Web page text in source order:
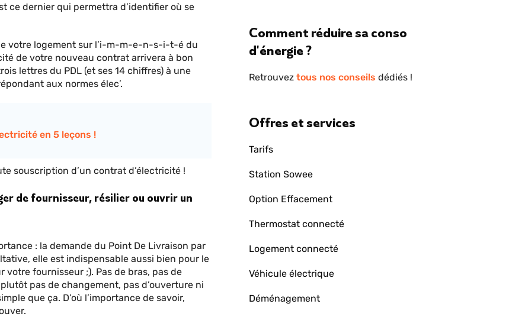
ce dernier qui permettra d’identifier où se
votre logement sur l’i-m-m-e-n-s-i-t-é du
de votre nouveau contrat arrivera à bon
lettres du PDL (et ses 14 chiffres) à une
aux normes élec’.
en 5 leçons !
souscription d’un contrat d’électricité !
de fournisseur, résilier ou ouvrir un
: la demande du Point De Livraison par
elle est indispensable aussi bien pour le
votre fournisseur ;). Pas de bras, pas de
plutôt pas de changement, pas d’ouverture ni
que ça. D’où l’importance de savoir,
Comment réduire sa conso
d'énergie ?
Retrouvez tous nos conseils dédiés !
Offres et services
Tarifs
Station Sowee
Option Effacement
Thermostat connecté
Logement connecté
Véhicule électrique
Déménagement